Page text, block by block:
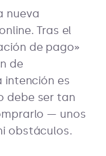
nueva
Tras el
de pago»
de
intención es
debe ser tan
— unos
obstáculos.